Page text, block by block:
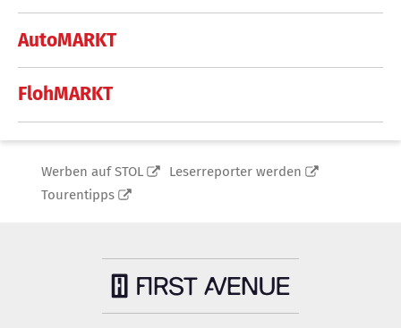
AutoMARKT
FlohMARKT
Werben auf STOL
Leserreporter werden
Tourentipps